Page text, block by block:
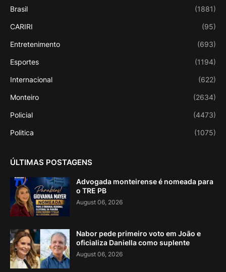
Brasil (1881)
CARIRI (95)
Entretenimento (693)
Esportes (1194)
Internacional (622)
Monteiro (2634)
Policial (4473)
Politica (1075)
ÚLTIMAS POSTAGENS
Advogada monteirense é nomeada para
o TRE PB
August 06, 2026
Nabor pede primeiro voto em João e
oficializa Daniella como suplente
August 06, 2026